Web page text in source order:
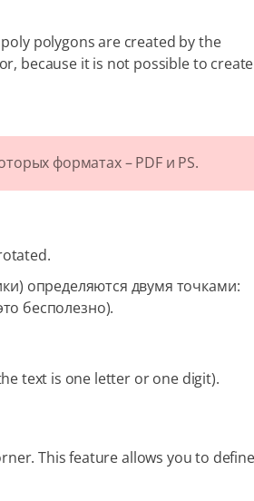
polygons are created by the
because it is not possible to create
форматах – PDF и PS.
определяются двумя точками:
бесполезно).
text is one letter or one digit).
This feature allows you to define